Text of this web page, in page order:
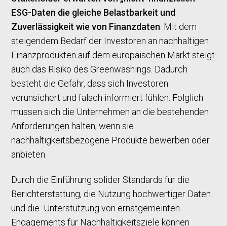
ESG-Daten die gleiche Belastbarkeit und
Zuverlässigkeit wie von Finanzdaten. Mit dem
steigendem Bedarf der Investoren an nachhaltigen
Finanzprodukten auf dem europäischen Markt steigt
auch das Risiko des Greenwashings. Dadurch
besteht die Gefahr, dass sich Investoren
verunsichert und falsch informiert fühlen. Folglich
müssen sich die Unternehmen an die bestehenden
Anforderungen halten, wenn sie
nachhaltigkeitsbezogene Produkte bewerben oder
anbieten.
Durch die Einführung solider Standards für die
Berichterstattung, die Nutzung hochwertiger Daten
und die Unterstützung von ernstgemeinten
Engagements für Nachhaltigkeitsziele können